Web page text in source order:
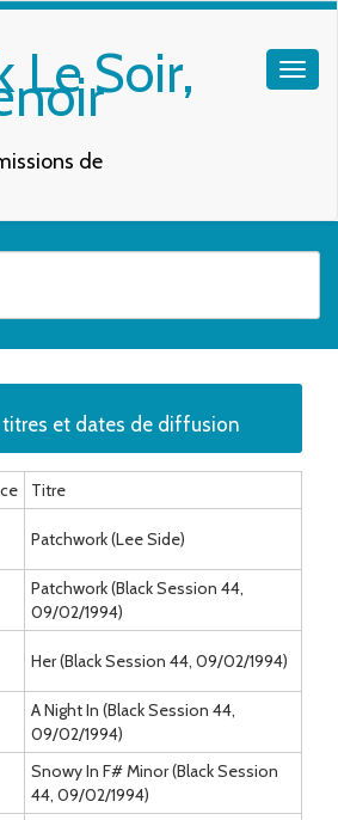
Le Soir,
de
titres et dates de diffusion
Titre
Patchwork (Lee Side)
Patchwork (Black Session 44,
09/02/1994)
Her (Black Session 44, 09/02/1994)
A Night In (Black Session 44,
09/02/1994)
Snowy In F# Minor (Black Session
44, 09/02/1994)